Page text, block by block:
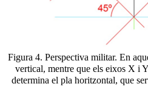
Figura 4. Perspectiva militar. En
vertical, mentre que els eixos X i
determina el pla horitzontal, que